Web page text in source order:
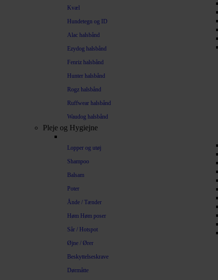
Kvæl
Hundetegn og ID
Alac halsbånd
Ezydog halsbånd
Fenriz halsbånd
Hunter halsbånd
Rogz halsbånd
Ruffwear halsbånd
Waudog halsbånd
Pleje og Hygiejne
Lopper og utøj
Shampoo
Balsam
Poter
Ånde / Tænder
Høm Høm poser
Sår / Hotspot
Øjne / Ører
Beskyttelseskrave
Dørmåtte